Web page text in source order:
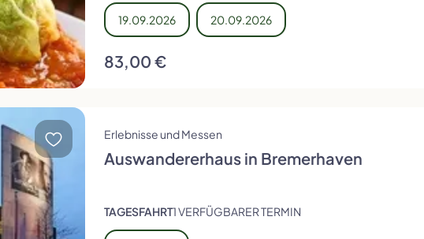
19.09.2026 20.09.2026
83,00 €
Erlebnisse und Messen
Auswandererhaus in Bremerhaven
TAGESFAHRT1 VERFÜGBARER TERMIN